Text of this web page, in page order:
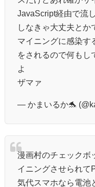
JavaScript経由で流
しなきゃ大丈夫とか
マイニングに感染す
をされるので何もし
よ
ザマァ
— かまいるか🐬
漫画村のチェックボ
イニングさせられて
気代スマホなら電池